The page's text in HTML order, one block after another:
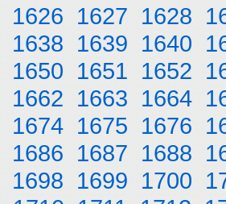
1626 1627 1628
1638 1639 1640
1650 1651 1652
1662 1663 1664
1674 1675 1676
1686 1687 1688
1698 1699 1700